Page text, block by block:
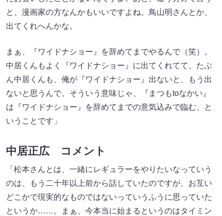
と、漫画家の方なんかもいいですよね。鳥山明さんとか、
出てくれへんかな。
まぁ、『ワイドナショー』を辞めてまでやるんで（笑）。
中居くんもよく『ワイドナショー』に出てくれてて、たぶ
ん中居くんも、俺が『ワイドナショー』出ないと、もう出
ないと思うんで。そういう意味じゃ、『まつもtoなかい』
は『ワイドナショー』を辞めてまでの意気込みで臨む、と
いうことです」
中居正広 コメント
「松本さんとは、一緒にレギュラーをやりたいなっていう
のは、もう二十年以上前から話していたのですが、お互い
どこかで現実的なものではないっていうふうに思っていた
というか……。まぁ、今本当に始まるというのはタイミン